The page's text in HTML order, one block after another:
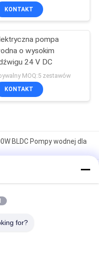
KONTAKT
pompa
o wysokim
24 V DC
MOQ:5 zestawów
KONTAKT
BLDC Pompy wodnej dla
o napięciu 24VDC do
elektrycznych z
Shell 24VDC dla
for?